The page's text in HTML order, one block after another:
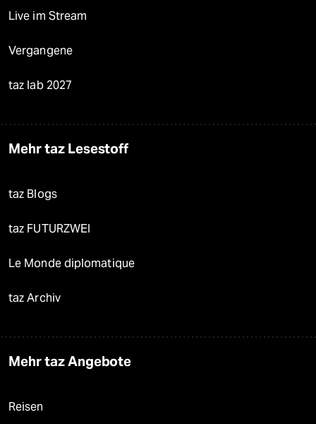
Live im Stream
Vergangene
taz lab 2027
Mehr taz Lesestoff
taz Blogs
taz FUTURZWEI
Le Monde diplomatique
taz Archiv
Mehr taz Angebote
Reisen